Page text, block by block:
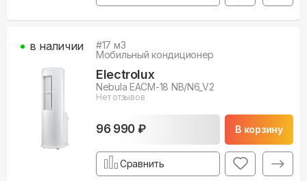
#17 м3
Мобильный кондиционер
Electrolux
Nebula EACM-18 NB/N6_V2
Нет отзывов
96 990 ₽ В корзину
в наличии
Сравнить